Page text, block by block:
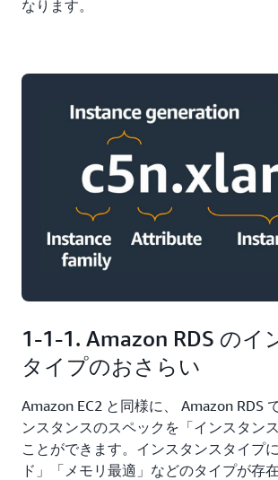
なります。
1-1-1. Amazon RDS のイ
タイプのおさらい
Amazon EC2 と同様に、 Amazon RDS
ンスタンスのスペックを「インスタン
ことができます。インスタンスタイプ
ド」「メモリ最適」などのタイプが存